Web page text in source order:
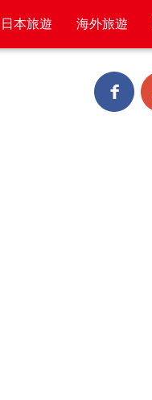
日本旅遊 海外旅遊